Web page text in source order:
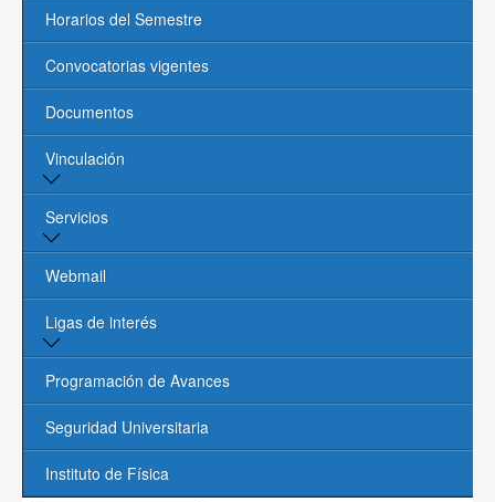
Doctorado
Admisión
Ingreso
Núcleo Académico
Contacto
Horarios del Semestre
Convocatorias vigentes
Documentos
Vinculación
Vinculación y Servicios
Servicios
Biblioteca
Cómputo
Webmail
Ligas de interés
Página de la UASLP
Investigación y Posgrado UASLP
CONACYT
Programación de Avances
Seguridad Universitaria
Instituto de Física